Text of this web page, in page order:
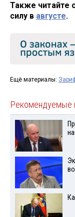
Также читайте
силу в августе.
Ещё материалы:
Рекомендуемые